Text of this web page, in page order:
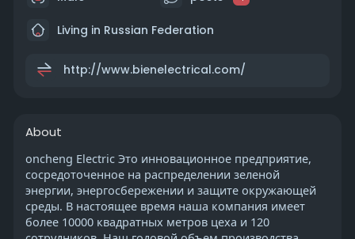
Living in Russian Federation
http://www.bienelectrical.com/
About
oncheng Electric Это инновационное предприятие,
сосредоточенное на распределении зеленой
энергии, энергосбережении и защите окружающей
среды. В настоящее время наша компания имеет
более 10000 квадратных метров цеха и 120